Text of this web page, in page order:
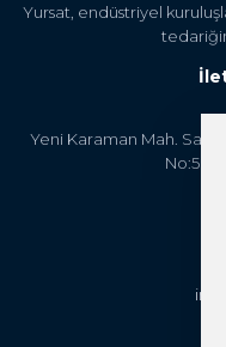
Yursat, endüstriyel
Yeni Karaman Mah.
No:505